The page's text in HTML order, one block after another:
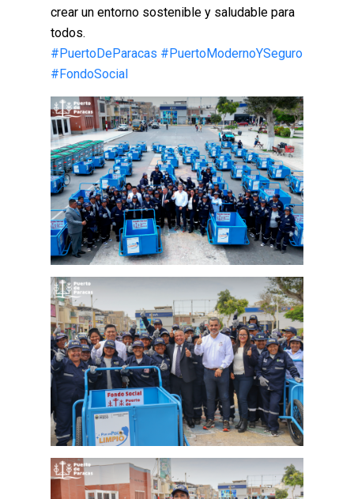
crear un entorno sostenible y saludable para
todos.
#PuertoDeParacas #PuertoModernoYSeguro
#FondoSocial